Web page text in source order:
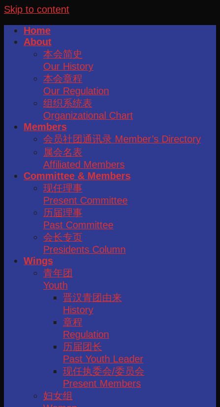
Skip to content
Home
About
本会简史
Our History
本会章程
Our Regulation
组织系统表
Organizational Chart
Members
会员社团通讯录 Member’s Directory
属会名表
Affiliated Members
Committee & Members
现任理事
Present Committee
历届理事
Past Committee
会长专页
Presidents Column
Wings
青年团
Youth
晋汉青团由来
History
章程
Regulation
历届团长
Past Youth Leader
现任执委会/委员会
Present Members
妇女组